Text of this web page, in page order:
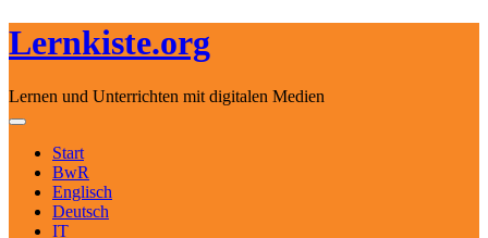
Lernkiste.org
Lernen und Unterrichten mit digitalen Medien
Skip to content
Toggle navigation
Start
BwR
Englisch
Deutsch
IT